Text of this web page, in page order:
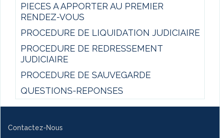
PIECES A APPORTER AU PREMIER
RENDEZ-VOUS
PROCEDURE DE LIQUIDATION JUDICIAIRE
PROCEDURE DE REDRESSEMENT
JUDICIAIRE
PROCEDURE DE SAUVEGARDE
QUESTIONS-REPONSES
Contactez-Nous